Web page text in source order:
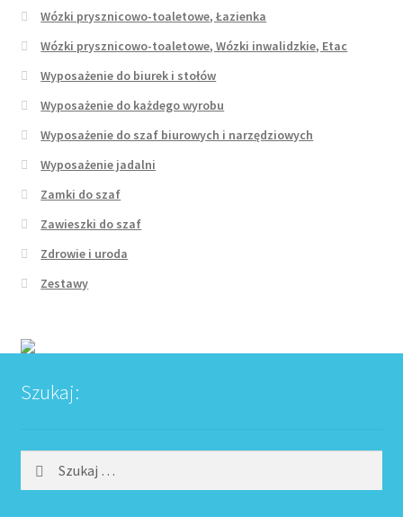
Wózki prysznicowo-toaletowe, Łazienka
Wózki prysznicowo-toaletowe, Wózki inwalidzkie, Etac
Wyposażenie do biurek i stołów
Wyposażenie do każdego wyrobu
Wyposażenie do szaf biurowych i narzędziowych
Wyposażenie jadalni
Zamki do szaf
Zawieszki do szaf
Zdrowie i uroda
Zestawy
Szukaj: